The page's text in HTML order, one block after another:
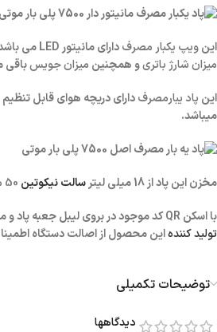
اینویپ یکبار مصرفدارای مانیتور LED می باشد که از طریق آن می توانید از
میزان شارژ باتریو همچنین میزان جویسباقی
این پاد یبارمصرف
میباشد.
مخزن این پاد از 18 میلی لیتر سالت نیکوتین 50 میلی گرم
با اسکن QR کد موجود در بروی لیبل جعبه پاد و مراجعه به
تولید کنندهاین محصول از اصالت دستگاه
توضیحات تکمیلی
دیدگاهها